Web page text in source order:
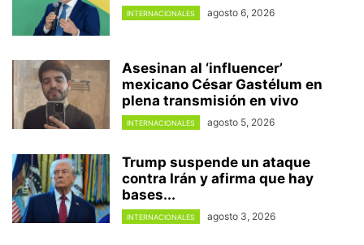
INTERNACIONALES agosto 6, 2026
Asesinan al ‘influencer’
mexicano César Gastélum en
plena transmisión en vivo
INTERNACIONALES agosto 5, 2026
Trump suspende un ataque
contra Irán y afirma que hay
bases...
INTERNACIONALES agosto 3, 2026